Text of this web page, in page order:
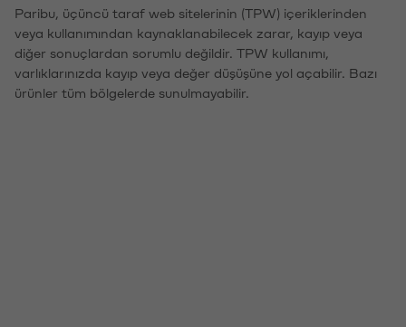
Paribu, üçüncü taraf web sitelerinin (TPW) içeriklerinden
veya kullanımından kaynaklanabilecek zarar, kayıp veya
diğer sonuçlardan sorumlu değildir. TPW kullanımı,
varlıklarınızda kayıp veya değer düşüşüne yol açabilir. Bazı
ürünler tüm bölgelerde sunulmayabilir.